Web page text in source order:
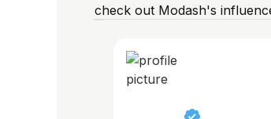
check out Modash's